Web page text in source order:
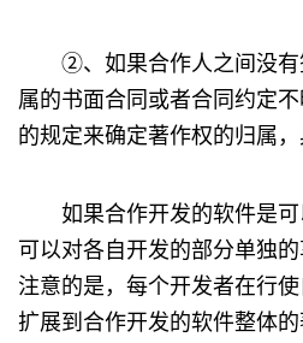
②、如果合作人之间没有
属的书面合同或者合同约定
的规定来确定著作权的归属，
如果合作开发的软件是可
可以对各自开发的部分单独
注意的是，每个开发者在行
扩展到合作开发的软件整体